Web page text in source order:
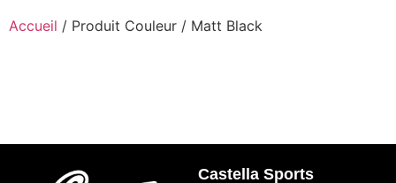
Accueil / Produit Couleur / Matt Black
Castella Sports